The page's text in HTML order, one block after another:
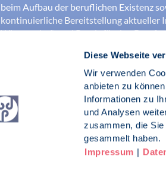
Diese Webseite
Wir verwenden
anbieten zu
Informationen zu
und Analysen
zusammen, die
gesammelt haben.
Impressum |
beim Aufbau der beruflichen Existenz
kontinuierliche Bereitstellung aktueller
Wissenschaft und Praxis für den
Wir erschließen und sichern
Erkenntnisse der Psychologie
umgesetzt werden. Darüber hinaus
Psychologinnen und Psychologen in
vertreten eigene berufspolitische
Berufsverband Deutscher